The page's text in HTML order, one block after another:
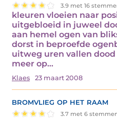
3.9 met 16
kleuren vloeien naar
uitgebloeid in juweel
aan hemel ogen van
dorst in beproefde
uitweg uren vallen
meer op…
Klaes 23 maart 2008
bromvlieg op het raam
3.7 met 6